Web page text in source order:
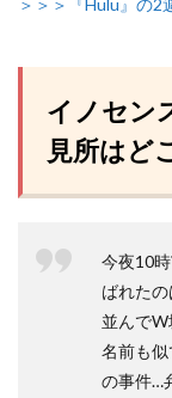
＞＞＞『Hulu』の2
イノセン
見所はど
今夜10
ばれた
並んで
名前も似
の事件…